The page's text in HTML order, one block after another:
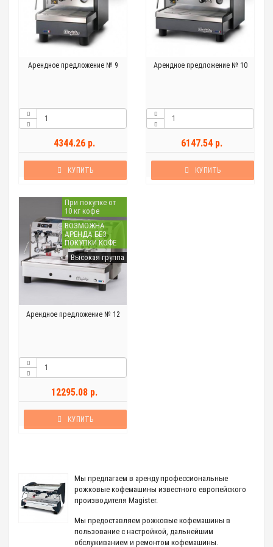
Арендное предложение № 9
4344.26 р.
КУПИТЬ
Арендное предложение № 10
6147.54 р.
КУПИТЬ
При покупке от
10 кг кофе
ВОЗМОЖНА
АРЕНДА БЕЗ
ПОКУПКИ КОФЕ
Высокая группа
Арендное предложение № 12
12295.08 р.
КУПИТЬ
Мы предлагаем в аренду профессиональные
рожковые кофемашины известного европейского
производителя Magister.
Мы предоставляем рожковые кофемашины в
пользование с настройкой, дальнейшим
обслуживанием и ремонтом кофемашины.